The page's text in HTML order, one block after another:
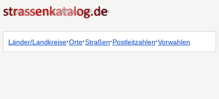
Länder/Landkreise·Orte·Straßen·Postleitzahlen·Vorwahlen